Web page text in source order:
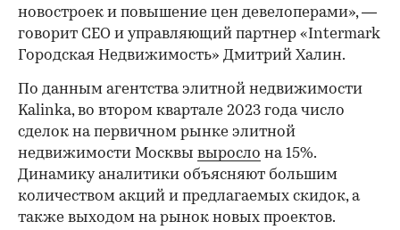
новостроек и повышение цен девелоперами», —
говорит СEO и управляющий партнер «Intermark
Городская Недвижимость» Дмитрий Халин.
По данным агентства элитной недвижимости
Kalinka, во втором квартале 2023 года число
сделок на первичном рынке элитной
недвижимости Москвы выросло на 15%.
Динамику аналитики объясняют большим
количеством акций и предлагаемых скидок, а
также выходом на рынок новых проектов.